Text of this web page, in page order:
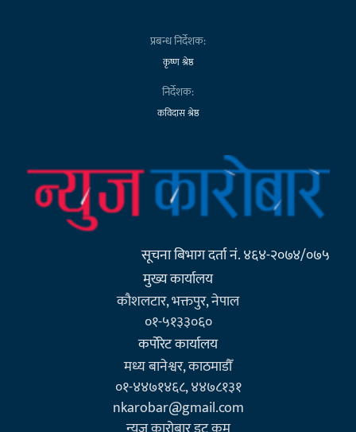
प्रबन्ध निर्देशक:
कृष्ण श्रेष्ठ
निर्देशक:
कविदास श्रेष्ठ
सूचना बिभाग दर्ता नं. ४६४-२०७४/०७५
मुख्य कार्यालय
कौशलटार, भक्तपुर, नेपाल
०१-५१३३०६०
कर्पाेरेट कार्यालय
मध्य बानेश्वर, काठमाडौँ
०१-४४७१४६८, ४४७८१३१
nkarobar@gmail.com